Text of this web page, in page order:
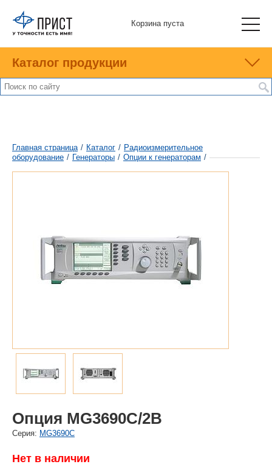
Корзина пуста
Каталог продукции
Главная страница / Каталог / Радиоизмерительное
оборудование / Генераторы / Опции к генераторам /
Опция MG3690C/2B
Cерия: MG3690C
Нет в наличии